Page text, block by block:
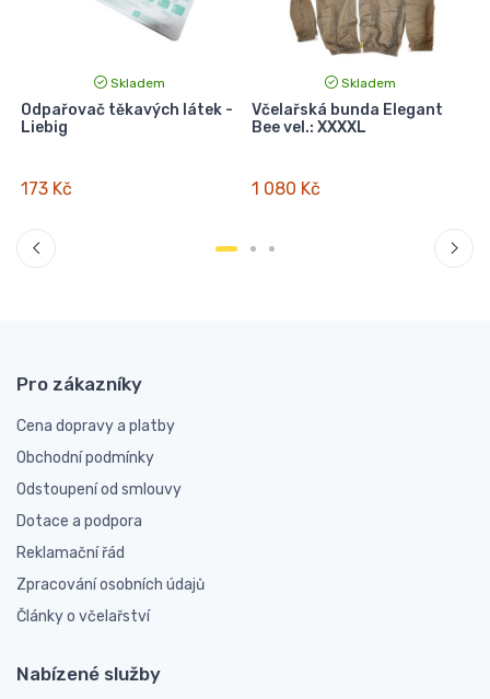
Skladem
Odpařovač těkavých látek -
Liebig
173 Kč
Skladem
Včelařská bunda Elegant
Bee vel.: XXXXL
1 080 Kč
Pro zákazníky
Cena dopravy a platby
Obchodní podmínky
Odstoupení od smlouvy
Dotace a podpora
Reklamační řád
Zpracování osobních údajů
Články o včelařství
Nabízené služby